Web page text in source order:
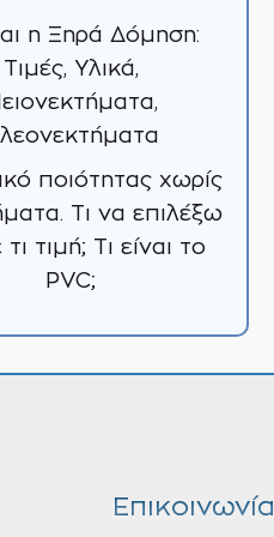
η Ξηρά Δόμηση:
Τιμές, Υλικά,
ποιότητας χωρίς
Τι να επιλέξω
τι τιμή; Τι είναι το
PVC;
Επικοινωνία